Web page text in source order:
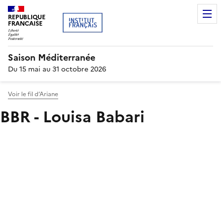
REPUBLIQUE
FRANCAISE
Saison Méditerranée
Du 15 mai au 31 octobre 2026
Voir le fil d’Ariane
BBR - Louisa Babari